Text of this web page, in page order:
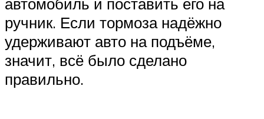
ручник. Если тормоза надёжно
удерживают авто на подъёме,
значит, всё было сделано
правильно.